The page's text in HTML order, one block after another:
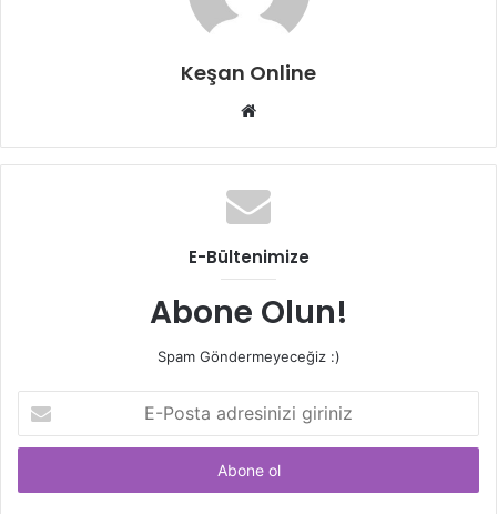
Keşan Online
Web
E-Bültenimize
Abone Olun!
Spam Göndermeyeceğiz :)
Posta
adresinizi